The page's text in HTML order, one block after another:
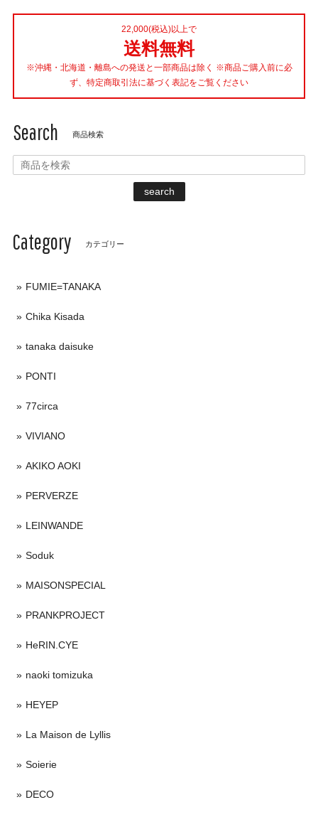
22,000(税込)以上で
送料無料
※沖縄・北海道・離島への発送と一部商品は除く ※商品ご購入前に必
ず、特定商取引法に基づく表記をご覧ください
Search 商品検索
search
Category カテゴリー
FUMIE=TANAKA
Chika Kisada
tanaka daisuke
PONTI
77circa
VIVIANO
AKIKO AOKI
PERVERZE
LEINWANDE
Soduk
MAISONSPECIAL
PRANKPROJECT
HeRIN.CYE
naoki tomizuka
HEYEP
La Maison de Lyllis
Soierie
DECO